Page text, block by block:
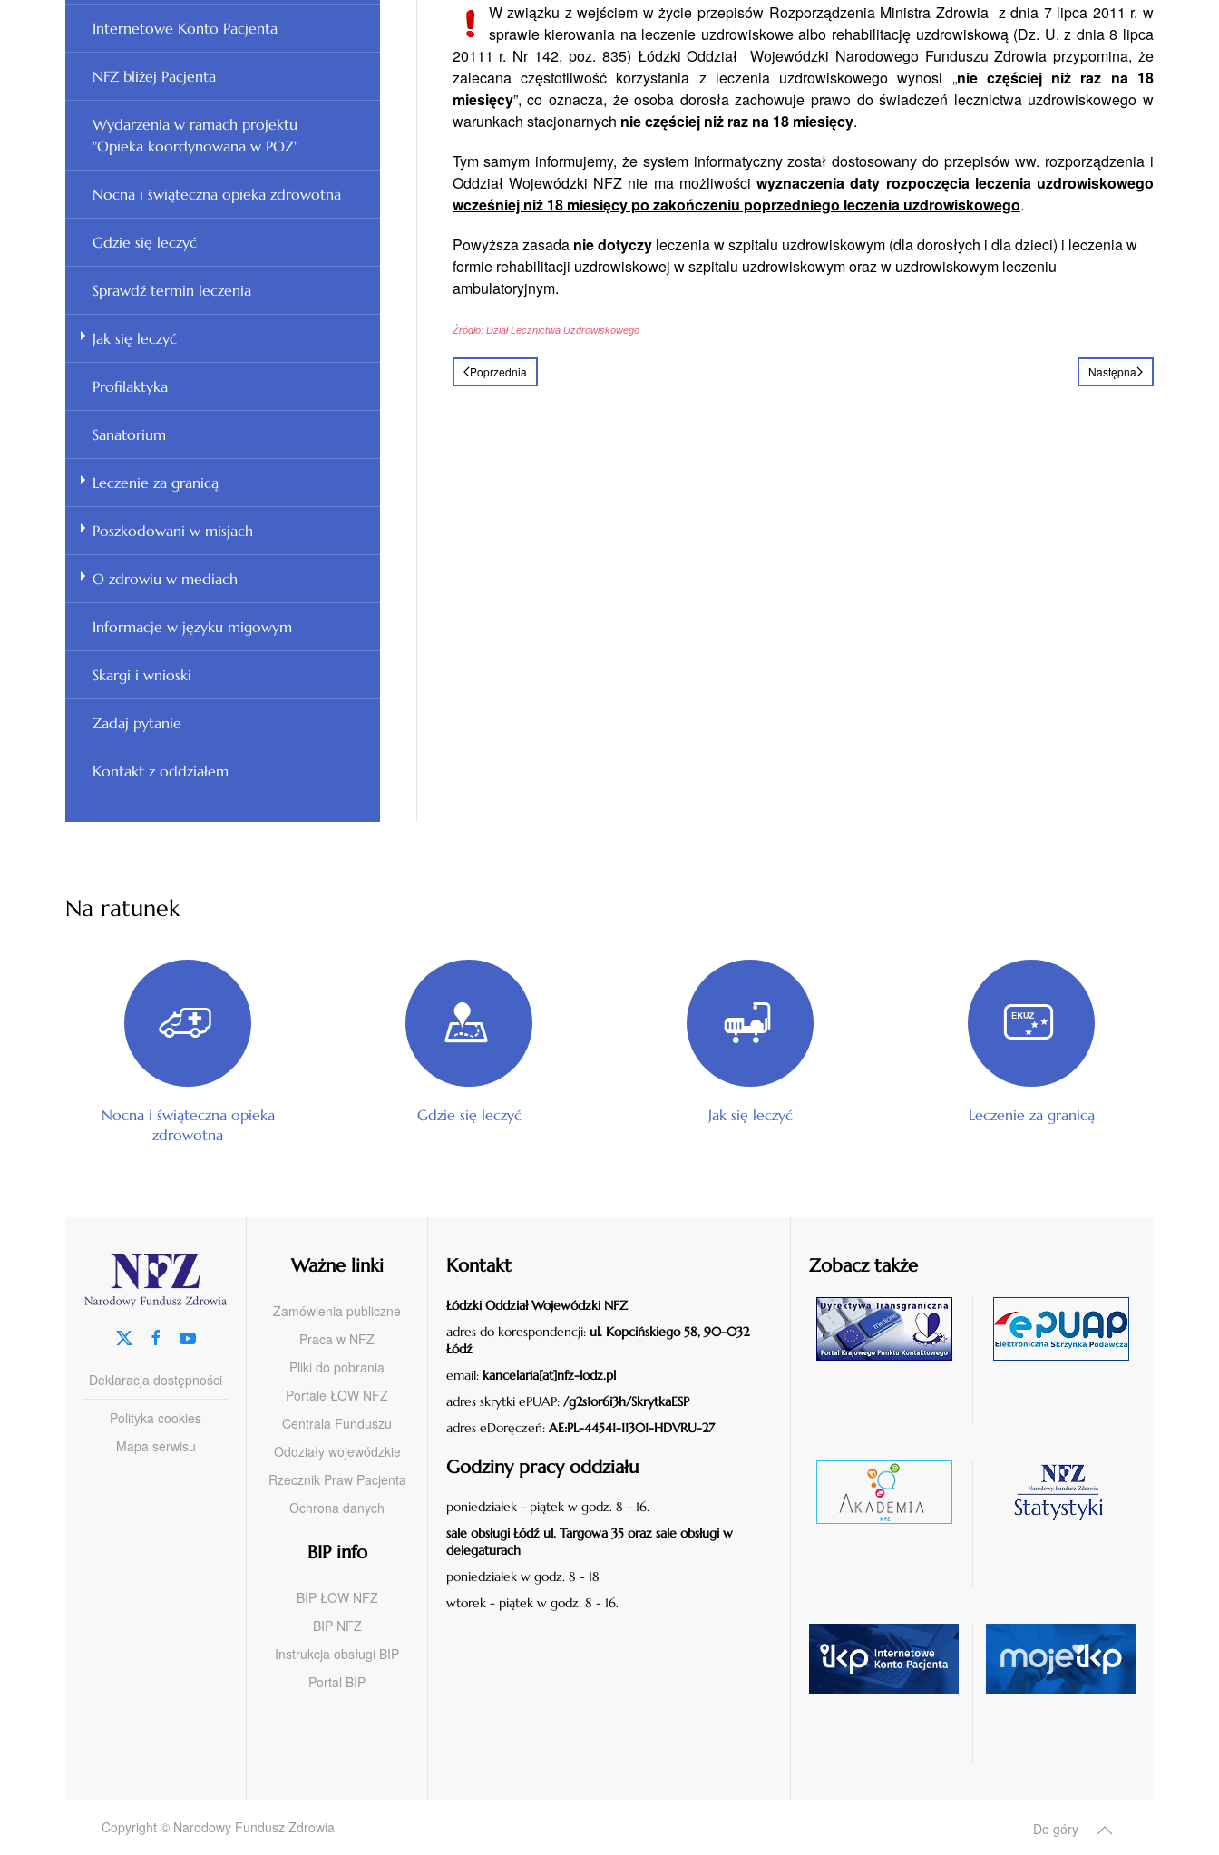
W związku z wejściem w życie przepisów Rozporządzenia Ministra Zdrowia z dnia 7 lipca 2011 r. w
sprawie kierowania na leczenie uzdrowiskowe albo rehabilitację uzdrowiskową (Dz. U. z dnia 8 lipca
20111 r. Nr 142, poz. 835) Łódzki Oddział Wojewódzki Narodowego Funduszu Zdrowia przypomina, że
zalecana częstotliwość korzystania z leczenia uzdrowiskowego wynosi „nie częściej niż raz na 18
miesięcy”, co oznacza, że osoba dorosła zachowuje prawo do świadczeń lecznictwa uzdrowiskowego w
warunkach stacjonarnych nie częściej niż raz na 18 miesięcy.
Tym samym informujemy, że system informatyczny został dostosowany do przepisów ww. rozporządzenia i
Oddział Wojewódzki NFZ nie ma możliwościwyznaczenia daty rozpoczęcia leczenia uzdrowiskowego
wcześniej niż 18 miesięcy po zakończeniu poprzedniego leczenia uzdrowiskowego.
Powyższa zasadanie dotyczy leczenia w szpitalu uzdrowiskowym (dla dorosłych i dla dzieci) i leczenia w
formie rehabilitacji uzdrowiskowej w szpitalu uzdrowiskowym oraz w uzdrowiskowym leczeniu
ambulatoryjnym.
Źródło: Dział Lecznictwa Uzdrowiskowego
Poprzednia Następna
Internetowe Konto Pacjenta
NFZ bliżej Pacjenta
Wydarzenia w ramach projektu
"Opieka koordynowana w POZ"
Nocna i świąteczna opieka zdrowotna
Gdzie się leczyć
Sprawdź termin leczenia
Jak się leczyć
Profilaktyka
Sanatorium
Leczenie za granicą
Poszkodowani w misjach
O zdrowiu w mediach
Informacje w języku migowym
Skargi i wnioski
Zadaj pytanie
Kontakt z oddziałem
Na ratunek
Nocna i świąteczna opieka
zdrowotna
Gdzie się leczyć Jak się leczyć Leczenie za granicą
Deklaracja dostępności
Polityka cookies
Mapa serwisu
Ważne linki
Zamówienia publiczne
Praca w NFZ
Pliki do pobrania
Portale ŁOW NFZ
Centrala Funduszu
Oddziały wojewódzkie
Rzecznik Praw Pacjenta
Ochrona danych
BIP info
BIP ŁOW NFZ
BIP NFZ
Instrukcja obsługi BIP
Portal BIP
Kontakt
Łódzki Oddział Wojewódzki NFZ
adres do korespondencji: ul. Kopcińskiego 58, 90-032
Łódź
email: kancelaria[at]nfz-lodz.pl
adres skrytki ePUAP: /g2s1or6i3h/SkrytkaESP
adres eDoręczeń: AE:PL-44541-11301-HDVRU-27
Godziny pracy oddziału
poniedziałek - piątek w godz. 8 - 16.
sale obsługi Łódź ul. Targowa 35 oraz sale obsługi w
delegaturach
poniedziałek w godz. 8 - 18
wtorek - piątek w godz. 8 - 16.
Zobacz także
czytaj
czytaj
czytaj
czytaj
czytaj
czytaj
Copyright © Narodowy Fundusz Zdrowia Do góry